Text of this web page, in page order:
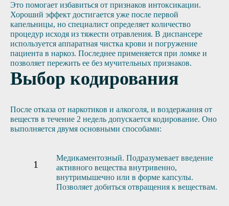
Это помогает избавиться от признаков интоксикации.
Хороший эффект достигается уже после первой
капельницы, но специалист определяет количество
процедур исходя из тяжести отравления. В диспансере
используется аппаратная чистка крови и погружение
пациента в наркоз. Последнее применяется при ломке и
позволяет пережить ее без мучительных признаков.
Выбор кодирования
После отказа от наркотиков и алкоголя, и воздержания от
веществ в течение 2 недель допускается кодирование. Оно
выполняется двумя основными способами:
Медикаментозный. Подразумевает введение
активного вещества внутривенно,
внутримышечно или в форме капсулы.
Позволяет добиться отвращения к веществам.